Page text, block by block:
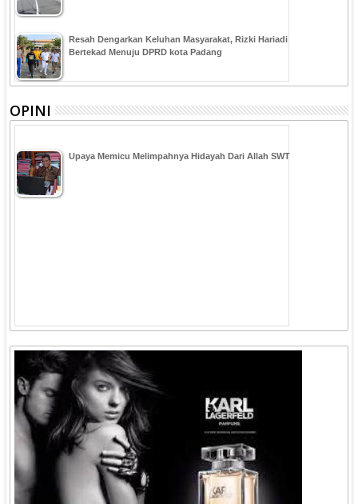
Resah Dengarkan Keluhan Masyarakat, Rizki Hariadi
Bertekad Menuju DPRD kota Padang
OPINI
Upaya Memicu Melimpahnya Hidayah Dari Allah SWT